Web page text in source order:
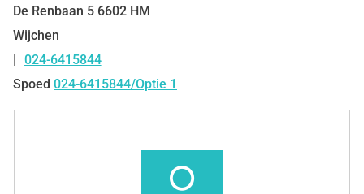
De Renbaan 5 6602 HM
Wijchen
Tel:
024-6415844
Spoed 024-6415844/Optie 1